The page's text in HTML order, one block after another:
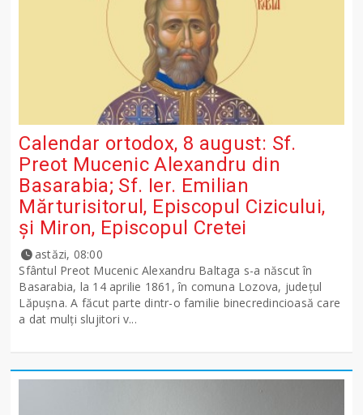
Calendar ortodox, 8 august: Sf.
Preot Mucenic Alexandru din
Basarabia; Sf. Ier. Emilian
Mărturisitorul, Episcopul Cizicului,
şi Miron, Episcopul Cretei
astăzi, 08:00
Sfântul Preot Mucenic Alexandru Baltaga s-a născut în
Basarabia, la 14 aprilie 1861, în comuna Lozova, județul
Lăpușna. A făcut parte dintr-o familie binecredincioasă care
a dat mulți slujitori v...